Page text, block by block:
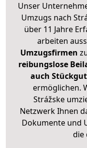
Unser
Umzugs nach
über 11 Jahre
arbeiten
Umzugsfirmen
reibungslose
auch
ermöglichen.
Strážske
Netzwerk Ihnen
Dokumente und
die